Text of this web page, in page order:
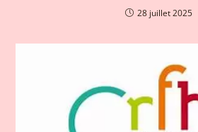
28 juillet 2025